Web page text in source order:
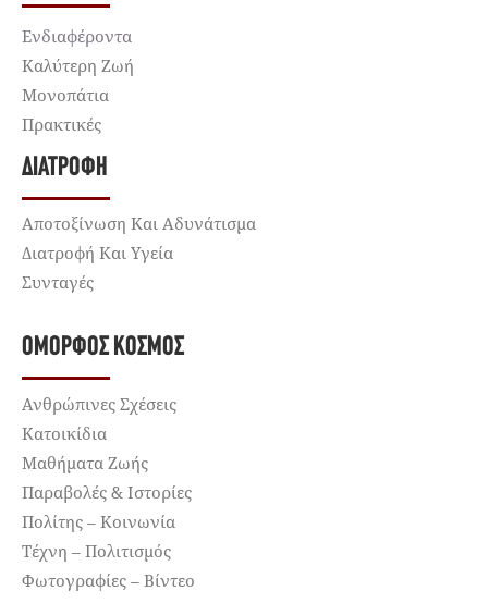
Ενδιαφέροντα
Καλύτερη Ζωή
Μονοπάτια
Πρακτικές
ΔΙΑΤΡΟΦΉ
Αποτοξίνωση Και Αδυνάτισμα
Διατροφή Και Υγεία
Συνταγές
ΌΜΟΡΦΟΣ ΚΌΣΜΟΣ
Ανθρώπινες Σχέσεις
Κατοικίδια
Μαθήματα Ζωής
Παραβολές & Ιστορίες
Πολίτης – Κοινωνία
Τέχνη – Πολιτισμός
Φωτογραφίες – Βίντεο